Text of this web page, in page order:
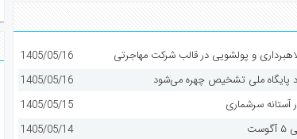
1405/05/16
پایگاه ملی تشخیص چهره می‌شود 1405/05/16
آستانه سرشماری 1405/05/15
1405/05/14